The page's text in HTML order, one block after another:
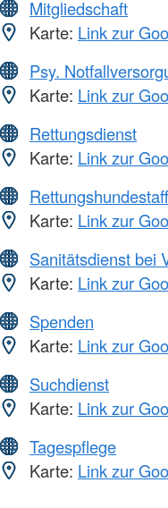
Mitgliedschaft
Karte: Link zur
Psy.
Karte: Link zur
Rettungsdienst
Karte: Link zur
Karte: Link zur
Sanitätsdienst bei
Karte: Link zur
Spenden
Karte: Link zur
Suchdienst
Karte: Link zur
Tagespflege
Karte: Link zur